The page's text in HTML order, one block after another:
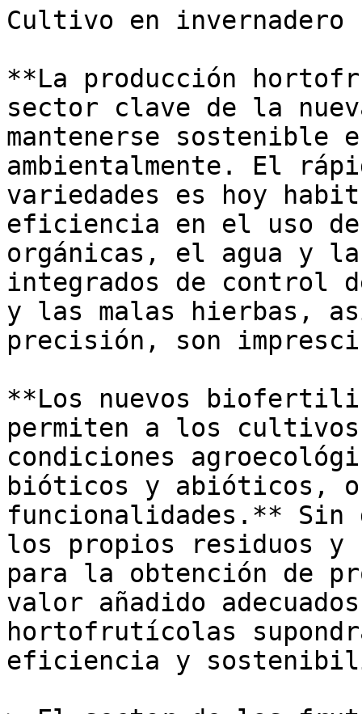
Cultivo en invernadero
**La producción
sector clave de la
mantenerse sostenible
ambientalmente. El
variedades es hoy
eficiencia en el uso
orgánicas, el agua y
integrados de control
y las malas hierbas,
precisión, son
**Los nuevos
permiten a los cultivos
condiciones
bióticos y abióticos, o
funcionalidades.**
los propios residuos y
para la obtención de
valor añadido
hortofrutícolas
eficiencia y